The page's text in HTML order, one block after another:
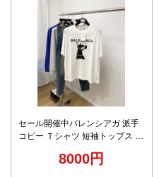
セール開催中バレンシアガ 派手
コピー Ｔシャツ 短袖トップス シ
用 ホワイト8000円